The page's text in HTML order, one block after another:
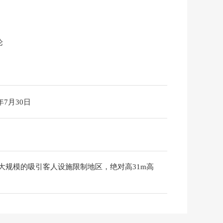
7月30日
模的吸引客人设施限制地区，绝对高31m高